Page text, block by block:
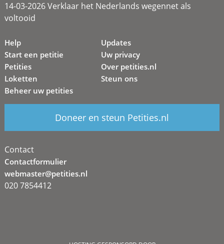
14-03-2026 Verklaar het Nederlands wegennet als
voltooid
Help
Start een petitie
Petities
Loketten
Beheer uw petities
Updates
Uw privacy
Over petities.nl
Steun ons
Doneer en steun Petities.nl
Contact
Contactformulier
webmaster@petities.nl
020 7854412